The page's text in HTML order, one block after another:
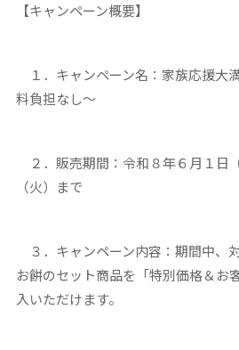
【キャンペーン概要】
１．キャンペーン名：家族応援大
料負担なし～
２．販売期間：令和８年６月１日
（火）まで
３．キャンペーン内容：期間中、
お餅のセット商品を「特別価格＆お
入いただけます。